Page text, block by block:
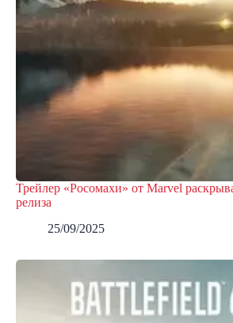
Трейлер «Росомахи» от Marvel
релиза
25/09/2025